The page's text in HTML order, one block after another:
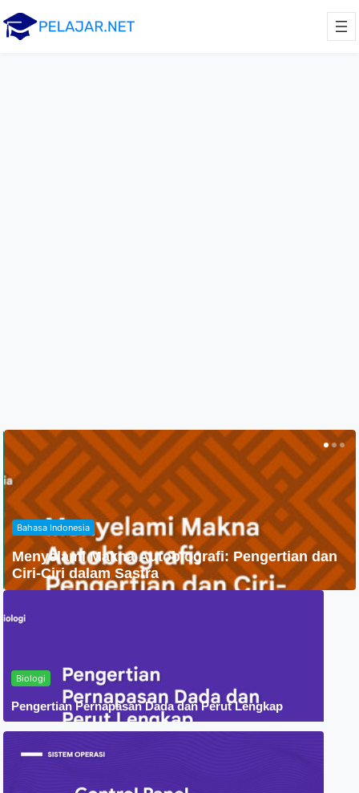
Agama
Penyebaran Agama Islam Di Indonesia
Biologi
Pengertian Pernapasan Dada dan Perut Lengkap